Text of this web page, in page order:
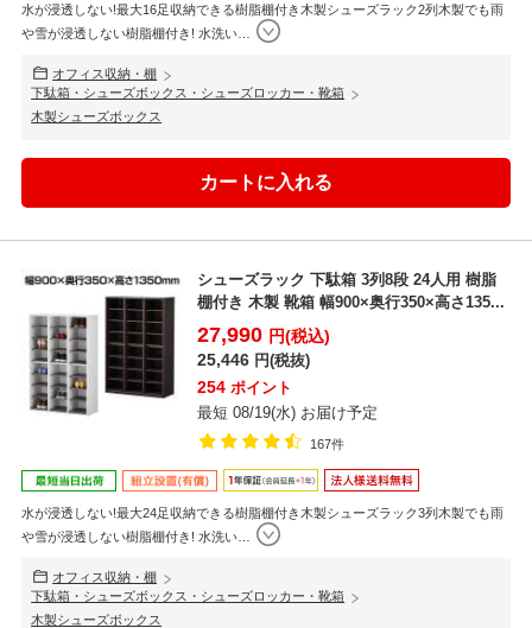
水が浸透しない!最大16足収納できる樹脂棚付き木製シューズラック2列木製でも雨
や雪が浸透しない樹脂棚付き! 水洗い…
オフィス収納・棚
下駄箱・シューズボックス・シューズロッカー・靴箱
木製シューズボックス
シューズラック 下駄箱 3列8段 24人用 樹脂
棚付き 木製 靴箱 幅900×奥行350×高さ135...
27,990 円(税込)
25,446 円(税抜)
254 ポイント
最短 08/19(水) お届け予定
167件
水が浸透しない!最大24足収納できる樹脂棚付き木製シューズラック3列木製でも雨
や雪が浸透しない樹脂棚付き! 水洗い…
オフィス収納・棚
下駄箱・シューズボックス・シューズロッカー・靴箱
木製シューズボックス